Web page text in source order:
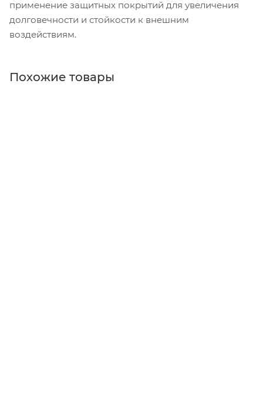
применение защитных покрытий для увеличения
долговечности и стойкости к внешним
воздействиям.
Похожие товары